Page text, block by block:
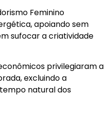
Feminino
apoiando sem
sufocar a criatividade
privilegiaram a
excluindo a
natural dos